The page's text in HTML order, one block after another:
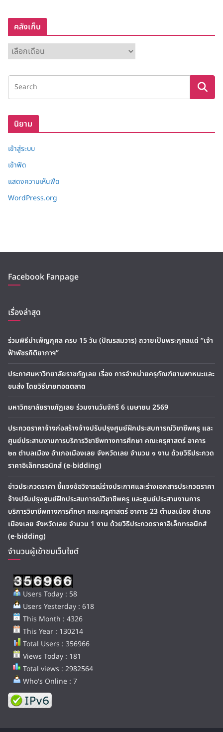
คลังเก็บ
ลั
ง
ก็
นิยาม
เข้าสู่ระบบ
เข้าฟีด
แสดงความเห็นฟีด
WordPress.org
Facebook Fanpage
เรื่องล่าสุด
ร่วมพิธีบำเพ็ญกุศล ครบ 15 วัน (ปัณรสมวาร) ถวายเป็นพระกุศลแด่ “เจ้า
ฟ้าพัชรกิติยาภาฯ”
ประกาศมหาวิทยาลัยราชภัฏเลย เรื่อง การจำหน่ายครุภัณฑ์ยานพาหนะและ
ขนส่ง โดยวิธีขายทอดตลาด
มหาวิทยาลัยราชภัฏเลย ร่วมงานวันจักรี 6 เมษายน 2569
ประกวดราคาจ้างก่อสร้างจ้างปรับปรุงศูนย์ฝึกประสบการณ์วิชาชีพครู และ
ศูนย์ประสานงานการบริการวิชาชีพทางการศึกษา คณะครุศาสตร์ อาคาร
๒๓ ตำบลเมือง อำเภอเมืองเลย จังหวัดเลย จำนวน ๑ งาน ด้วยวิธีประกวด
ราคาอิเล็กทรอนิกส์ (e-bidding)
ข่าวประกวดราคา ชี้แจงข้อวิจารณ์ร่างประกาศและร่างเอกสารประกวดราคา
จ้างปรับปรุงศูนย์ฝึกประสบการณ์วิชาชีพครู และศูนย์ประสานงานการ
บริการวิชาชีพทางการศึกษา คณะครุศาสตร์ อาคาร 23 ตำบลเมือง อำเภอ
เมืองเลย จังหวัดเลย จำนวน 1 งาน ด้วยวิธีประกวดราคาอิเล็กทรอนิกส์
(e-bidding)
จำนวนผู้เข้าชมเว็บไซต์
Users Today : 58
Users Yesterday : 618
This Month : 4326
This Year : 130214
Total Users : 356966
Views Today : 181
Total views : 2982564
Who's Online : 7